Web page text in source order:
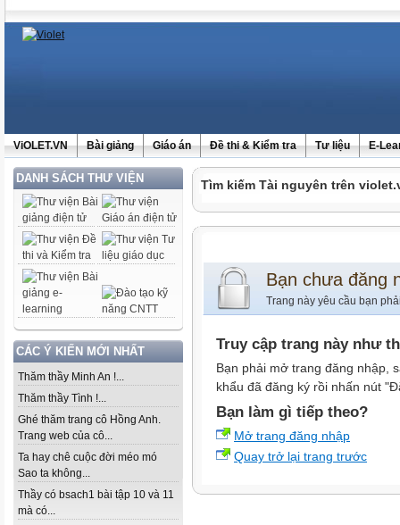
ViOLET.VN Bài giảng Giáo án Đề thi & Kiểm tra Tư liệu E-
DANH SÁCH THƯ VIỆN
CÁC Ý KIẾN MỚI NHẤT
Thăm thầy Minh An !...
Thăm thầy Tình !...
Ghé thăm trang cô Hồng Anh.
Trang web của cô...
Ta hay chê cuộc đời méo mó
Sao ta không...
Thầy có bsach1 bài tập 10 và 11
mà có...
Tìm kiếm Tài nguyên trên
Bạn chưa đăng
Trang này yêu cầu bạn
Truy cập trang này như
Bạn phải mở trang đăng nhập,
khẩu đã đăng ký rồi nhấn nút
Bạn làm gì tiếp theo?
Mở trang đăng nhập
Quay trở lại trang trước